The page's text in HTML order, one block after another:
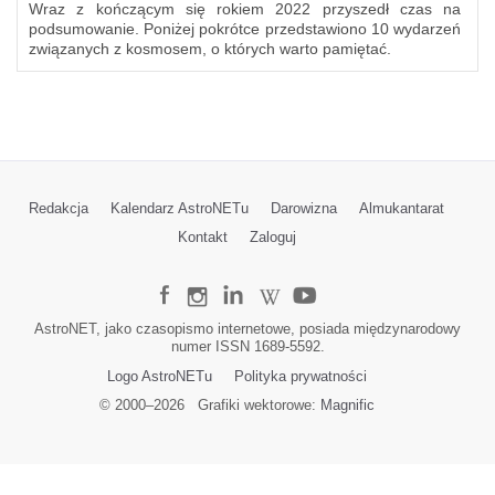
Wraz z kończącym się rokiem 2022 przyszedł czas na
podsumowanie. Poniżej pokrótce przedstawiono 10 wydarzeń
związanych z kosmosem, o których warto pamiętać.
Redakcja Kalendarz AstroNETu Darowizna
Almukantarat
Kontakt
Zaloguj
AstroNET, jako czasopismo internetowe, posiada międzynarodowy
numer ISSN 1689-5592.
Logo AstroNETu
Polityka prywatności
© 2000–2026Grafiki wektorowe: Magnific